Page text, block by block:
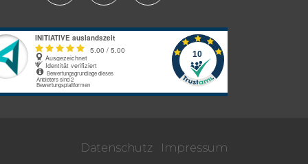
Datenschutz Impressum